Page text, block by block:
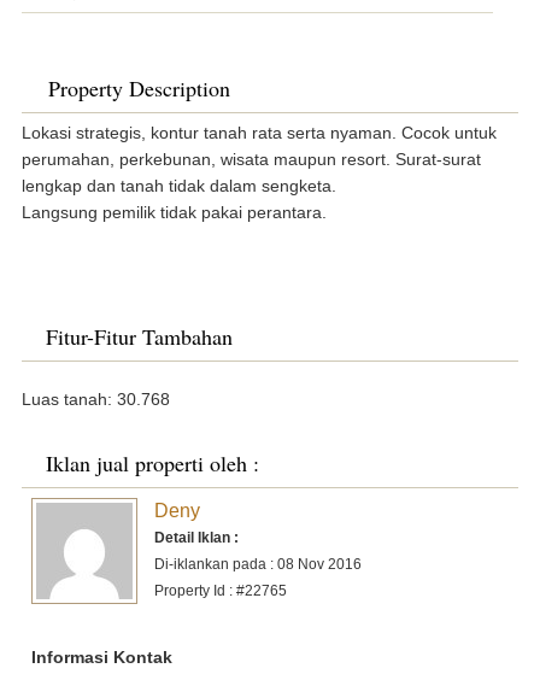
Property Description
Lokasi strategis, kontur tanah rata serta nyaman. Cocok untuk
perumahan, perkebunan, wisata maupun resort. Surat-surat
lengkap dan tanah tidak dalam sengketa.
Langsung pemilik tidak pakai perantara.
Fitur-Fitur Tambahan
Luas tanah: 30.768
Iklan jual properti oleh :
Deny
Detail Iklan :
Di-iklankan pada : 08 Nov 2016
Property Id : #22765
Informasi Kontak